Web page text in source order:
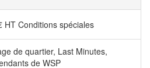
HT Conditions spéciales
de quartier, Last Minutes,
de WSP